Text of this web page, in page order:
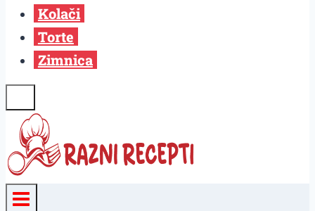
Kolači
Torte
Zimnica